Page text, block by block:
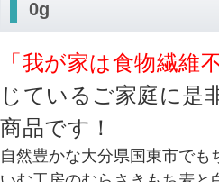
0g
「我が家は食物繊維
じているご家庭に是
商品です！
自然豊かな大分県国東市でも